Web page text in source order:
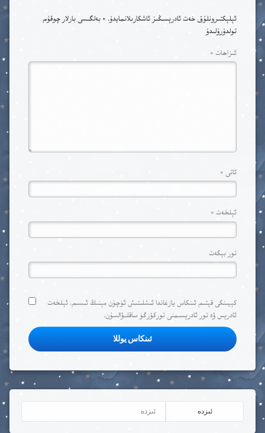
ئېلېكتىرونلۇق خەت ئادرېسىڭىز ئاشكارىلانمايدۇ. * بەلگىسى بارلار چوقۇم
تولدۇرۇلىدۇ
ئىزاھات *
ئاتى *
ئېلخەت *
تور بېكەت
كېيىنكى قېتىم ئىنكاس يازغاندا ئ‍ىشلىتىش ئۈچۈن مېنىڭ ئ‍ىسىم، ئېلخەت
ئادرېس ۋە تور ئادرېسىمنى توركۆرگۈ ساقلىۋالسۇن.